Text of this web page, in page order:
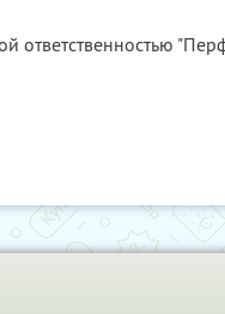
ответственностью